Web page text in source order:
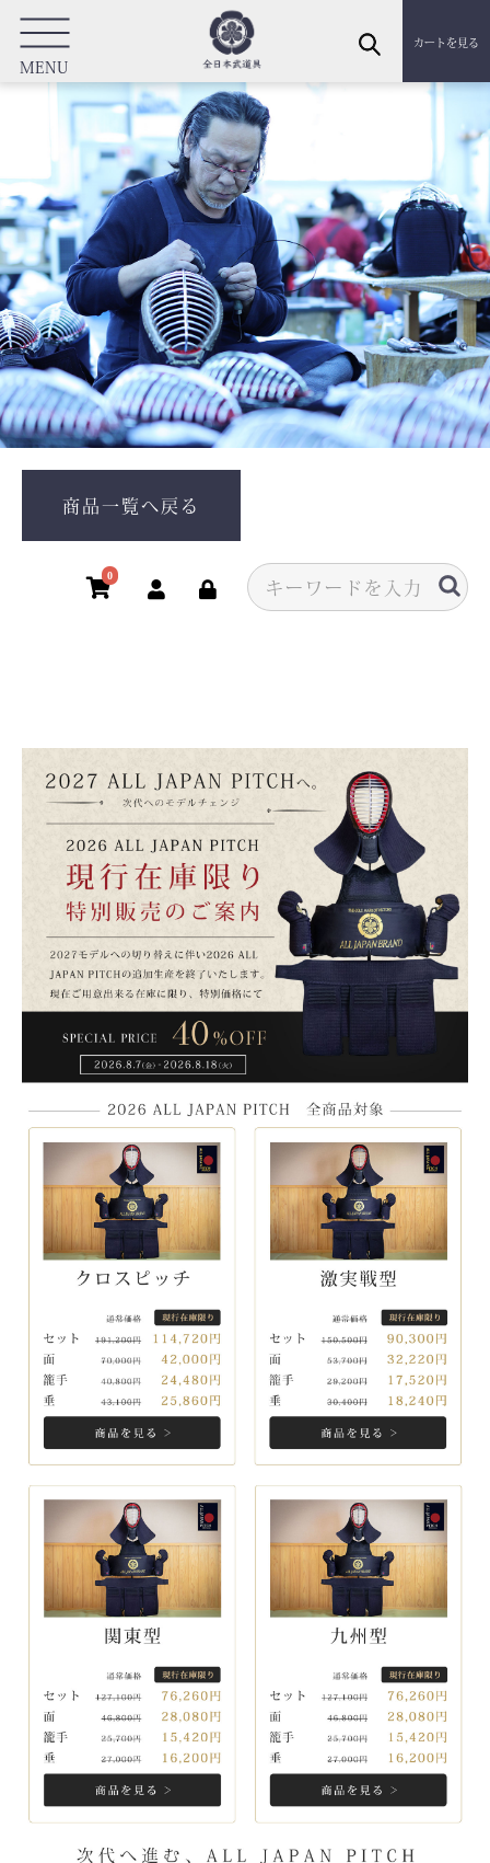
MENU
カートを見る
商品一覧へ戻る
0